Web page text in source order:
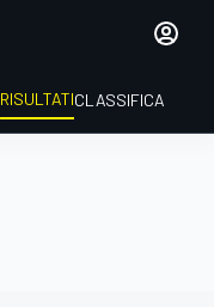
RISULTATICLASSIFICA